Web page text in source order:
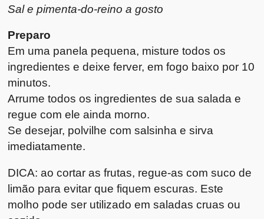
Sal e pimenta-do-reino a gosto
Preparo
Em uma panela pequena, misture todos os
ingredientes e deixe ferver, em fogo baixo por 10
minutos.
Arrume todos os ingredientes de sua salada e
regue com ele ainda morno.
Se desejar, polvilhe com salsinha e sirva
imediatamente.
DICA: ao cortar as frutas, regue-as com suco de
limão para evitar que fiquem escuras. Este
molho pode ser utilizado em saladas cruas ou